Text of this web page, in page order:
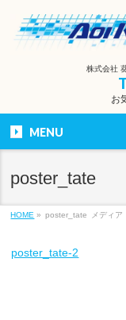
株式会社
お
MENU
poster_tate
HOME » poster_tate メディア
poster_tate-2